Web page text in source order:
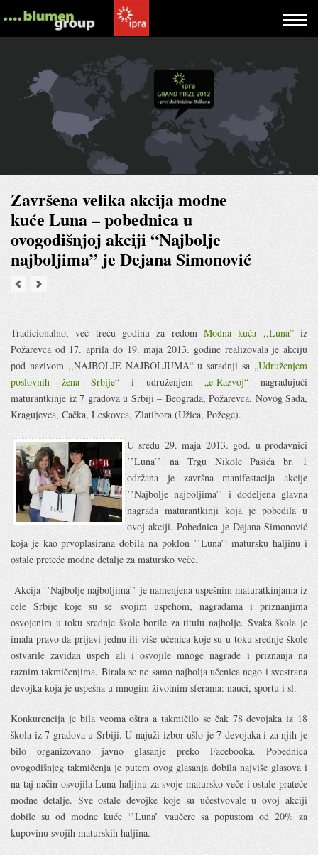
Završena velika akcija modne
kuće Luna – pobednica u
ovogodišnjoj akciji “Najbolje
najboljima” je Dejana Simonović
Tradicionalno, već treću godinu za redom Modna kuća ,,Luna”iz
Požarevca od 17. aprila do 19. maja 2013. godine realizovala je akciju
pod nazivom ,,NAJBOLJE NAJBOLJUMA“u saradnji sa „Udruženjem
poslovnih žena Srbije“ i udruženjem „e-Razvoj“ nagrađujući
maturantkinje iz 7 gradova u Srbiji – Beograda, Požarevca, Novog Sada,
Kragujevca, Čačka, Leskovca, Zlatibora (Užica, Požege).
U sredu 29. maja 2013. god. u prodavnici
’’Luna’’ na Trgu Nikole Pašića br. 1
održana je završna manifestacija akcije
’’Najbolje najboljima’’ i dodeljena glavna
nagrada maturantkinji koja je pobedila u
ovoj akciji. Pobednica je Dejana Simonović
koja je kao prvoplasirana dobila na poklon ’’Luna’’ matursku haljinu i
ostale preteće modne detalje za matursko veče.
Akcija ’’Najbolje najboljima’’ je namenjena uspešnim maturatkinjama iz
cele Srbije koje su se svojim uspehom, nagradama i priznanjima
osvojenim u toku srednje škole borile za titulu najbolje. Svaka škola je
imala pravo da prijavi jednu ili više učenica koje su u toku srednje škole
ostvarile zavidan uspeh ali i osvojile mnoge nagrade i priznanja na
raznim takmičenjima. Birala se ne samo najbolja učenica nego i svestrana
devojka koja je uspešna u mnogim životnim sferama: nauci, sportu i sl.
Konkurencija je bila veoma oštra a takmičilo se čak 78 devojaka iz 18
škola iz 7 gradova u Srbiji. U najuži izbor ušlo je 7 devojaka i za njih je
bilo organizovano javno glasanje preko Facebooka. Pobednica
ovogodišnjeg takmičenja je putem ovog glasanja dobila najviše glasova i
na taj način osvojila Luna haljinu za svoje matursko veče i ostale prateće
modne detalje. Sve ostale devojke koje su učestvovale u ovoj akciji
dobile su od modne kuće ‘’Luna’ vaučere sa popustom od 20% za
kupovinu svojih maturskih haljina.